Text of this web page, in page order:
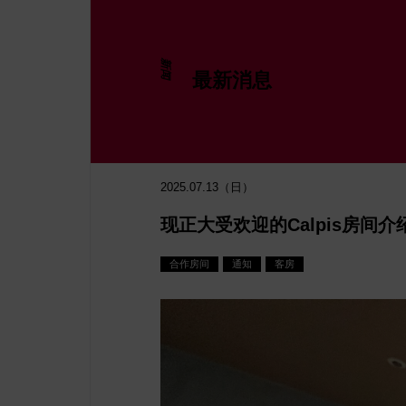
新闻 最新消息
2025.07.13（日）
现正大受欢迎的Calpis房间介
合作房间 通知 客房